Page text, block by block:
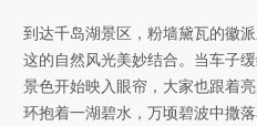
到达千岛湖景区，粉墙黛瓦的徽
这的自然风光美妙结合。当车子
景色开始映入眼帘，大家也跟着
环抱着一湖碧水，万顷碧波中撒